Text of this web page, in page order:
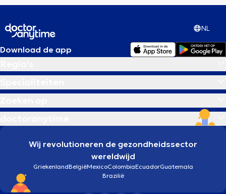
NL
Download de app
Wij revolutioneren de gezondheidssector
wereldwijd
GriekenlandBelgiëMexicoColombiaEcuadorGuatemala
Brazilië